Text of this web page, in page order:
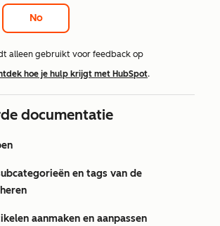
No
alleen gebruikt voor feedback op
hoe je hulp krijgt met HubSpot.
documentatie
en tags van de
aanmaken en aanpassen